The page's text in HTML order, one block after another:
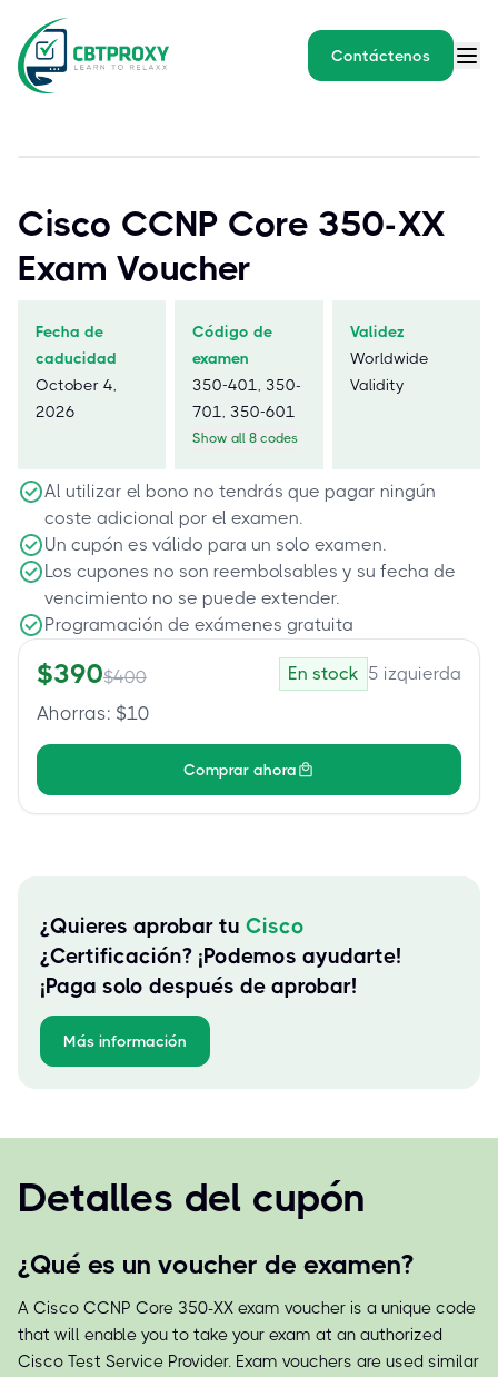
Contáctenos
Cisco CCNP Core 350-XX
Exam Voucher
Fecha de
caducidad
October 4,
2026
Código de
examen
350-401, 350-
701, 350-601
Show all 8 codes
Validez
Worldwide
Validity
Al utilizar el bono no tendrás que pagar ningún
coste adicional por el examen.
Un cupón es válido para un solo examen.
Los cupones no son reembolsables y su fecha de
vencimiento no se puede extender.
Programación de exámenes gratuita
$390$400 En stock 5 izquierda
Ahorras: $10
Comprar ahora
¿Quieres aprobar tu Cisco
¿Certificación? ¡Podemos ayudarte!
¡Paga solo después de aprobar!
Más información
Detalles del cupón
¿Qué es un voucher de examen?
A Cisco CCNP Core 350-XX exam voucher is a unique code
that will enable you to take your exam at an authorized
Cisco Test Service Provider. Exam vouchers are used similar